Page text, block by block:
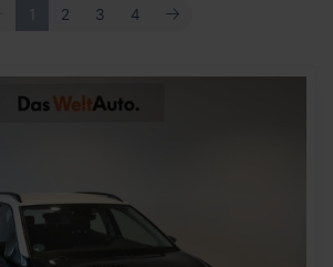
ANTERIOR
2 3 4 SIGUIENTE